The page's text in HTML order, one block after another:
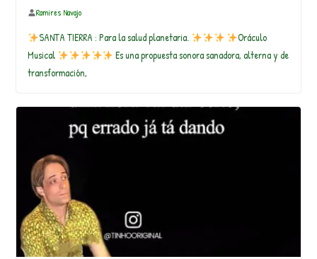
Ramires Navajo
SANTA TIERRA : Para la salud planetaria.
Oráculo
Musical
Es una propuesta sonora sanadora, alterna y de
transformación,